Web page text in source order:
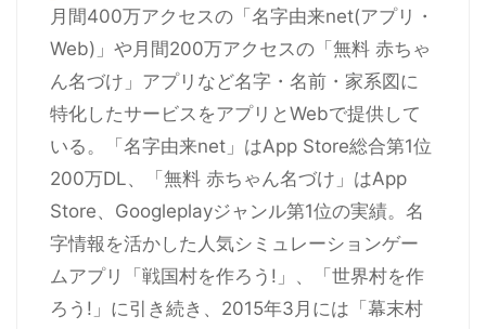
月間400万アクセスの「名字由来net(アプリ・
Web)」や月間200万アクセスの「無料 赤ちゃ
ん名づけ」アプリなど名字・名前・家系図に
特化したサービスをアプリとWebで提供して
いる。「名字由来net」はApp Store総合第1位
200万DL、「無料 赤ちゃん名づけ」はApp
Store、Googleplayジャンル第1位の実績。名
字情報を活かした人気シミュレーションゲー
ムアプリ「戦国村を作ろう!」、「世界村を作
ろう!」に引き続き、2015年3月には「幕末村